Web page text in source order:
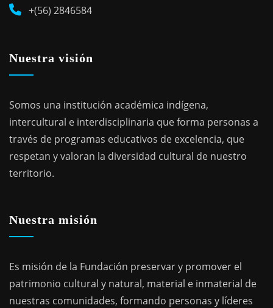
+(56) 2846584
Nuestra visión
Somos una institución académica indígena,
intercultural e interdisciplinaria que forma personas a
través de programas educativos de excelencia, que
respetan y valoran la diversidad cultural de nuestro
territorio.
Nuestra misión
Es misión de la Fundación preservar y promover el
patrimonio cultural y natural, material e inmaterial de
nuestras comunidades, formando personas y líderes